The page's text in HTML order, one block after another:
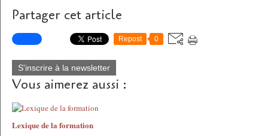
Partager cet article
Repost 0
S'inscrire à la newsletter
Vous aimerez aussi :
Lexique de la formation